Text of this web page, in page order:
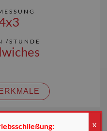
/STUNDE
X